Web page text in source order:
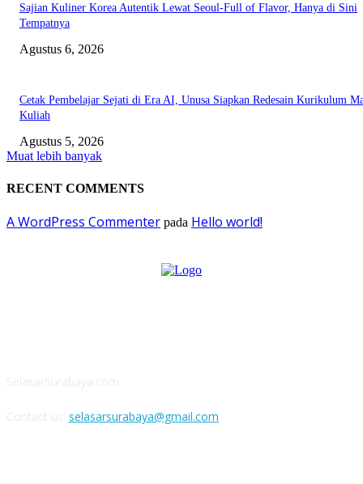
Sajian Kuliner Korea Autentik Lewat Seoul-Full of Flavor, Hanya di Sini
Tempatnya
Agustus 6, 2026
Cetak Pembelajar Sejati di Era AI, Unusa Siapkan Redesain Kurikulum
Kuliah
Agustus 5, 2026
Muat lebih banyak
RECENT COMMENTS
A WordPress Commenter pada Hello world!
selasarsurabaya@gmail.com